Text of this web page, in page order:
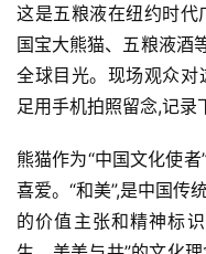
这是五粮液在纽约时
国宝大熊猫、五粮液酒
全球目光。现场观众
足用手机拍照留念,记录
熊猫作为“中国文化使
喜爱。“和美”,是中国传
的价值主张和精神标